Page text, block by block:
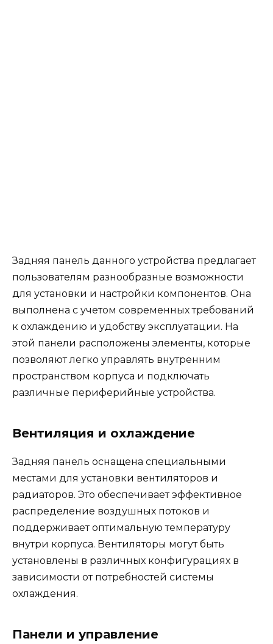
Задняя панель данного устройства предлагает
пользователям разнообразные возможности
для установки и настройки компонентов. Она
выполнена с учетом современных требований
к охлаждению и удобству эксплуатации. На
этой панели расположены элементы, которые
позволяют легко управлять внутренним
пространством корпуса и подключать
различные периферийные устройства.
Вентиляция и охлаждение
Задняя панель оснащена специальными
местами для установки вентиляторов и
радиаторов. Это обеспечивает эффективное
распределение воздушных потоков и
поддерживает оптимальную температуру
внутри корпуса. Вентиляторы могут быть
установлены в различных конфигурациях в
зависимости от потребностей системы
охлаждения.
Панели и управление